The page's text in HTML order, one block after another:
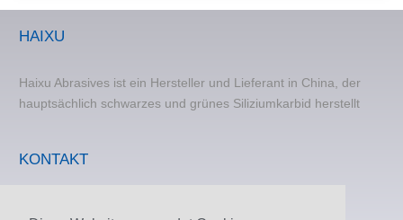
HAIXU
Haixu Abrasives ist ein Hersteller und Lieferant in China, der
hauptsächlich schwarzes und grünes Siliziumkarbid herstellt
KONTAKT